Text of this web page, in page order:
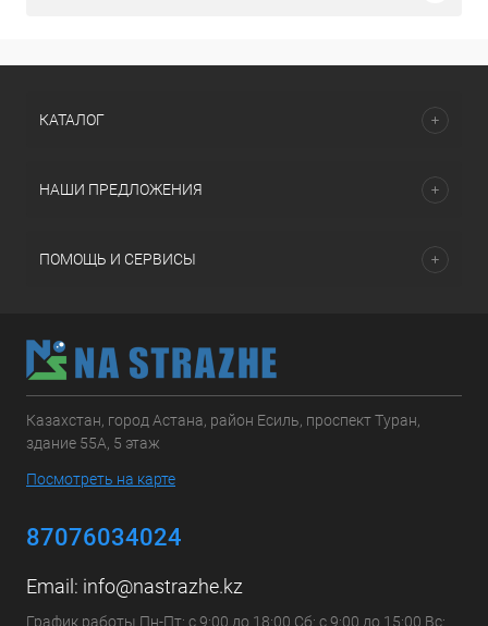
КАТАЛОГ
НАШИ ПРЕДЛОЖЕНИЯ
ПОМОЩЬ И СЕРВИСЫ
Казахстан, город Астана, район Есиль, проспект Туран,
здание 55А, 5 этаж
Посмотреть на карте
87076034024
Email: info@nastrazhe.kz
График работы Пн-Пт: с 9:00 до 18:00 Сб: с 9:00 до 15:00 Вс: